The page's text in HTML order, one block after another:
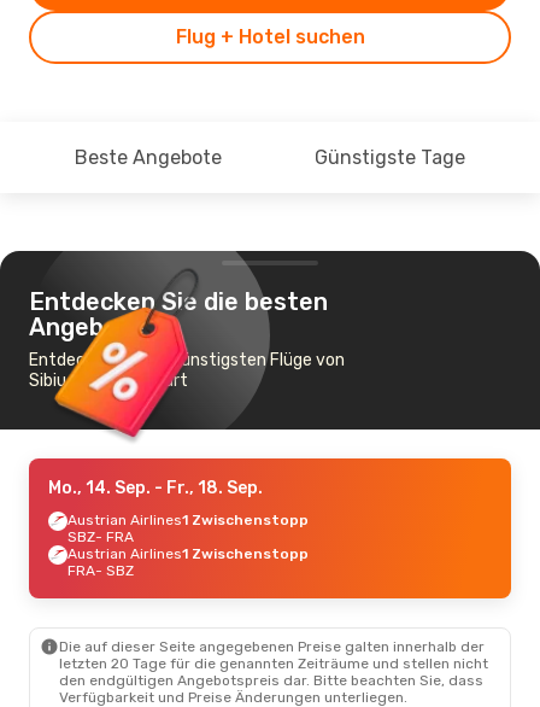
Flug + Hotel suchen
Beste Angebote Günstigste Tage
Entdecken Sie die besten
Angebote
Entdecken Sie die günstigsten Flüge von
Sibiu nach Frankfurt
Mo., 14. Sep. - Fr., 18. Sep.
Austrian Airlines1 Zwischenstopp
SBZ- FRA
Austrian Airlines1 Zwischenstopp
FRA- SBZ
Die auf dieser Seite angegebenen Preise galten innerhalb der
letzten 20 Tage für die genannten Zeiträume und stellen nicht
den endgültigen Angebotspreis dar. Bitte beachten Sie, dass
Verfügbarkeit und Preise Änderungen unterliegen.